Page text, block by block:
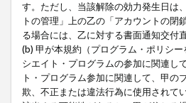
す。ただし、当該解除の効力発生日は
トの管理」上の乙の「アカウントの
る場合には、乙に対する書面通知交付
(b) 甲が本規約（プログラム・ポリシ
シエイト・プログラムの参加に関連し
ト・プログラム参加に関連して、甲
欺、不正または違法行為に使用されて